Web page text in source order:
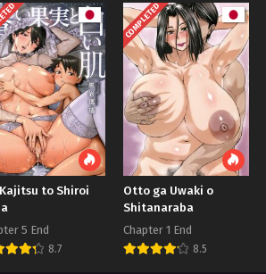
to Shiroi
5 End
8.7
COMPLETED
Otto ga Uwaki o
Shitanaraba
Chapter 1 End
8.5